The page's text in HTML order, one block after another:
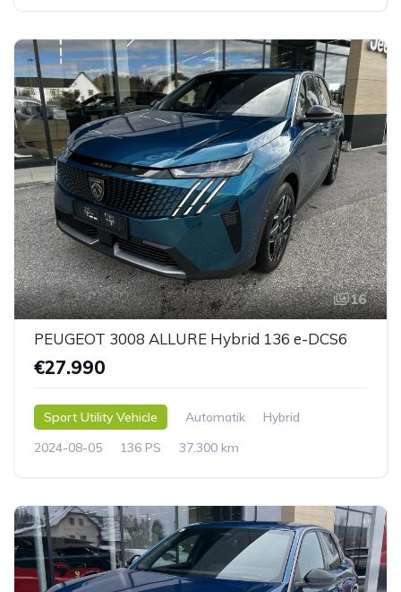
16
PEUGEOT 3008 ALLURE Hybrid 136 e-DCS6
€27.990
Sport Utility Vehicle Automatik
Hybrid
2024-08-05
136 PS 37.300 km